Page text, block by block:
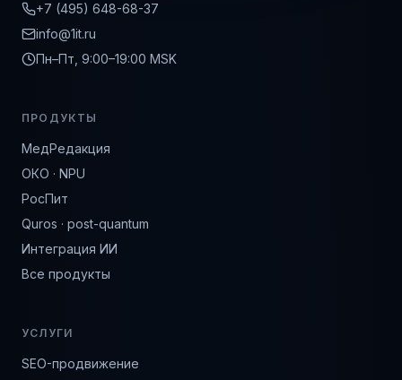
+7 (495) 648-68-37
info@1it.ru
Пн–Пт, 9:00–19:00 MSK
ПРОДУКТЫ
МедРедакция
ОКО · NPU
РосПит
Quros · post-quantum
Интеграция ИИ
Все продукты
УСЛУГИ
SEO-продвижение